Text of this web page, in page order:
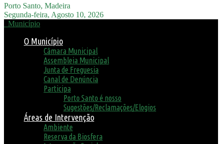
Porto Santo, Madeira
Segunda-feira, Agosto 10, 2026
Município
O Município
Câmara Municipal
Assembleia Municipal
Junta de Freguesia
Canal de Denúncia
Participa
Porto Santo é nosso
Sugestões/Reclamações/Elogios
Áreas de Intervenção
Ambiente
Reserva da Biosfera